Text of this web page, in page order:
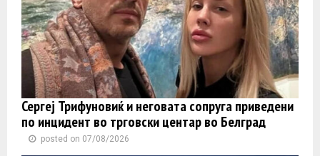
Сергеј Трифуновиќ и неговата сопруга приведени
по инцидент во трговски центар во Белград
posted on 07/08/2026